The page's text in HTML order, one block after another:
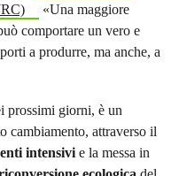
«Una maggiore
comportare un vero e
a produrre, ma anche, a
prossimi giorni, è un
cambiamento, attraverso il
intensivie la messa in